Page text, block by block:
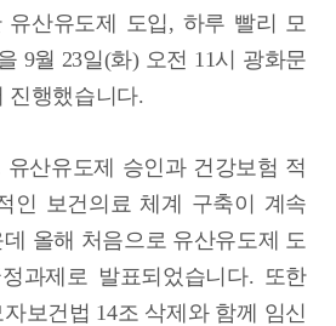
유산유도제 도입, 하루 빨리 모
9월 23일(화) 오전 11시 광화문
진행했습니다.
산유도제 승인과 건강보험 적
인 보건의료 체계 구축이 계속
올해 처음으로 유산유도제 도
과제로 발표되었습니다. 또한
보건법 14조 삭제와 함께 임신